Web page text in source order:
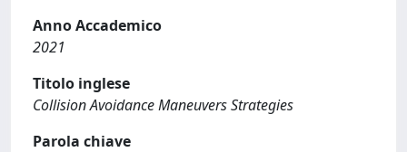
Anno Accademico
2021
Titolo inglese
Collision Avoidance Maneuvers Strategies
Parola chiave